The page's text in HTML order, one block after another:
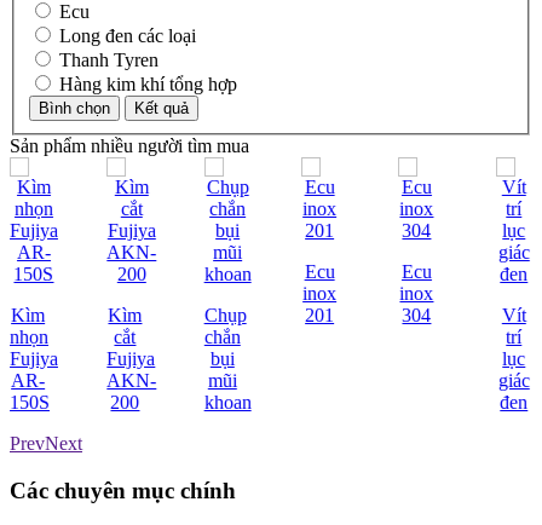
Ecu
Long đen các loại
Thanh Tyren
Hàng kim khí tổng hợp
Sản phẩm nhiều người tìm mua
Kìm
nhọn
Fujiya
AR-
150S
Kìm
cắt
Fujiya
AKN-
200
Chụp
chắn
bụi
mũi
khoan
Ecu
inox
201
Ecu
inox
304
Vít
trí
lục
giác
đen
PrevNext
Các chuyên mục chính